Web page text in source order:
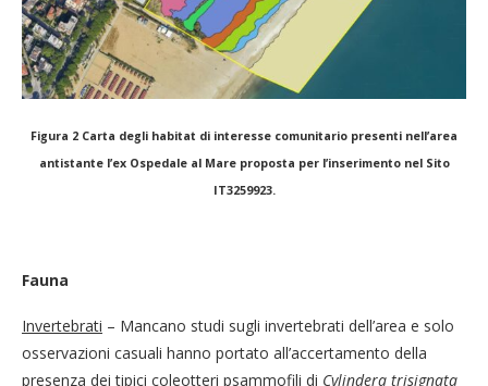
Figura 2 Carta degli habitat di interesse comunitario presenti nell’area
antistante l’ex Ospedale al Mare proposta per l’inserimento nel Sito
IT3259923.
Fauna
Invertebrati – Mancano studi sugli invertebrati dell’area e solo
osservazioni casuali hanno portato all’accertamento della
presenza dei tipici coleotteri psammofili di Cylindera trisignata